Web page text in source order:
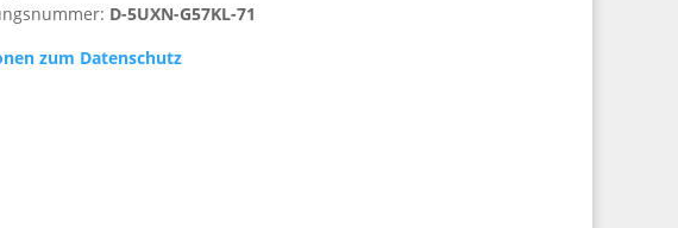
D-5UXN-G57KL-71
zum Datenschutz